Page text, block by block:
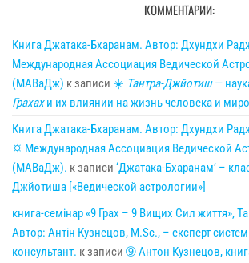
КОММЕНТАРИИ:
Книга Джатака-Бхаранам. Автор: Дхундхи
Международная Ассоциация Ведической
(МАВаДж) к записи ☀ Тантра-Джйотиш—
Грахахи их влиянии на жизнь человека и
Книга Джатака-Бхаранам. Автор: Дхундхи
🌣 Международная Ассоциация Ведической
(МАВаДж). к записи ‘Джатака-Бхаранам’ –
Джйотиша [«Ведической астрологии»]
книга-семінар «9 Грах – 9 Вищих Сил життя»,
Автор: Антін Кузнецов, M.Sc., – експерт
консультант. к записи ➈ Антон Кузнецов,